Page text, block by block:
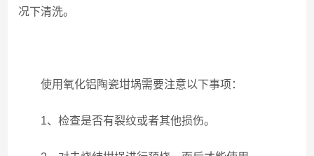
况下清洗。
使用氧化铝陶瓷坩埚需要注意以下事项：
1、检查是否有裂纹或者其他损伤。